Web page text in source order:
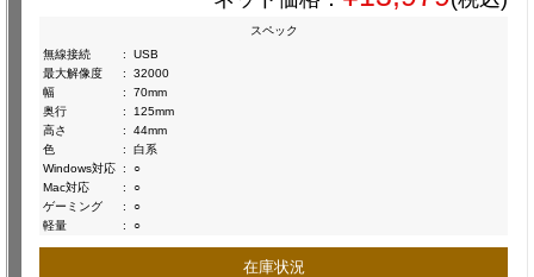
スペック
無線接続
:
USB
最大解像度
:
32000
幅
:
70mm
奥行
:
125mm
高さ
:
44mm
色
:
白系
Windows対応 :
○
Mac対応
:
○
ゲーミング
:
○
軽量
: ○
在庫状況